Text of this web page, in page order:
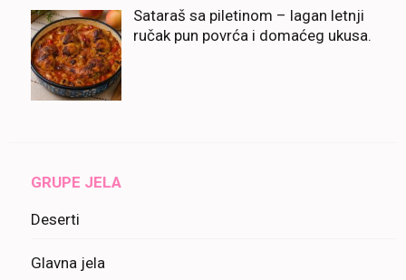
Sataraš sa piletinom – lagan letnji
ručak pun povrća i domaćeg ukusa.
GRUPE JELA
Deserti
Glavna jela